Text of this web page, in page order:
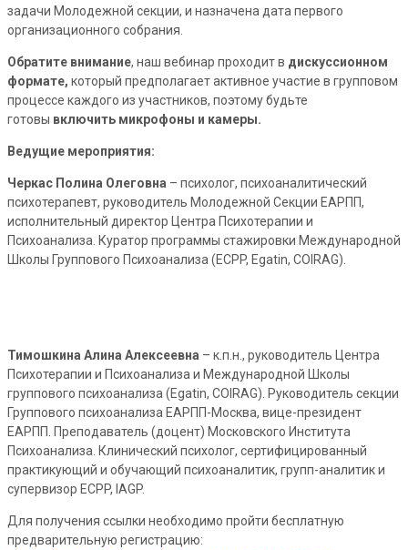
задачи Молодежной секции, и назначена дата первого
организационного собрания.
Обратите внимание, наш вебинар проходит в дискуссионном
формате, который предполагает активное участие в групповом
процессе каждого из участников, поэтому будьте
готовы включить микрофоны и камеры.
Ведущие мероприятия:
Черкас Полина Олеговна – психолог, психоаналитический
психотерапевт, руководитель Молодежной Секции ЕАРПП,
исполнительный директор Центра Психотерапии и
Психоанализа. Куратор программы стажировки Международной
Школы Группового Психоанализа (ECPP, Egatin, COIRAG).
Тимошкина Алина Алексеевна – к.п.н., руководитель Центра
Психотерапии и Психоанализа и Международной Школы
группового психоанализа (Egatin, COIRAG). Руководитель секции
Группового психоанализа ЕАРПП-Москва, вице-президент
ЕАРПП. Преподаватель (доцент) Московского Института
Психоанализа. Клинический психолог, сертифицированный
практикующий и обучающий психоаналитик, групп-аналитик и
супервизор ECPP, IAGP.
Для получения ссылки необходимо пройти бесплатную
предварительную регистрацию: